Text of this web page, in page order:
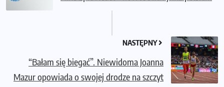
NASTĘPNY
“Bałam się biegać”. Niewidoma Joanna
Mazur opowiada o swojej drodze na szczyt